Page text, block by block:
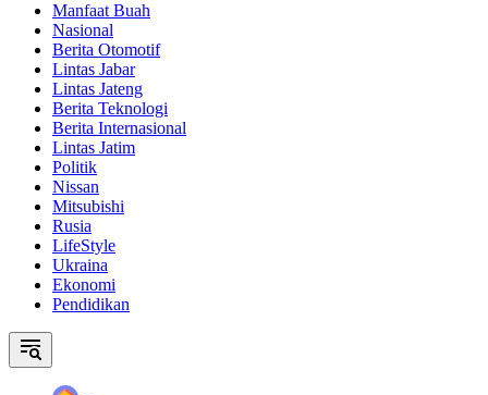
Manfaat Buah
Nasional
Berita Otomotif
Lintas Jabar
Lintas Jateng
Berita Teknologi
Berita Internasional
Lintas Jatim
Politik
Nissan
Mitsubishi
Rusia
LifeStyle
Ukraina
Ekonomi
Pendidikan